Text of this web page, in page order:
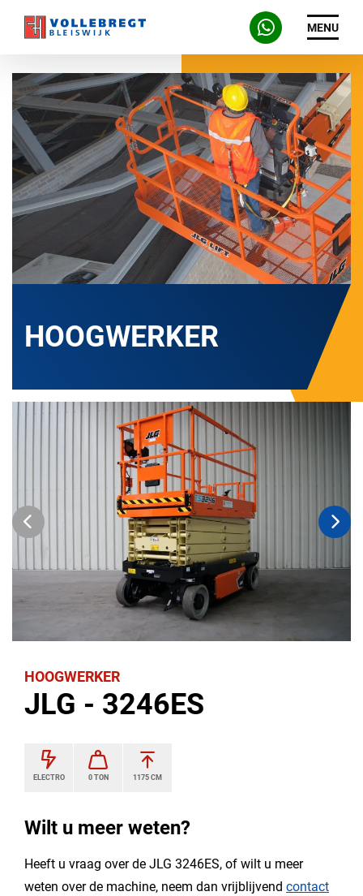
MENU
HOOGWERKER
HOOGWERKER
JLG - 3246ES
ELECTRO 0 TON 1175 CM
Wilt u meer weten?
Heeft u vraag over de JLG 3246ES, of wilt u meer
weten over de machine, neem dan vrijblijvend contact